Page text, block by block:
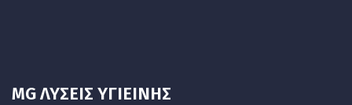
MG ΛΥΣΕΙΣ ΥΓΙΕΙΝΗΣ